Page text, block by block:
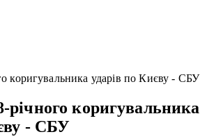
коригувальника ударів по Києву - СБУ
річного коригувальника
- СБУ